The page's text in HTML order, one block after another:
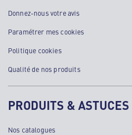
Donnez-nous votre avis
Paramétrer mes cookies
Politique cookies
Qualité de nos produits
PRODUITS & ASTUCES
Nos catalogues